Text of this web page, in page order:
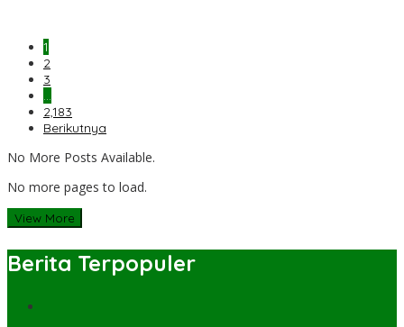
1
2
3
…
2,183
Berikutnya
No More Posts Available.
No more pages to load.
View More
Berita Terpopuler